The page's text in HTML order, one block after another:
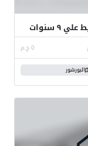
0 ج.م
البورشور